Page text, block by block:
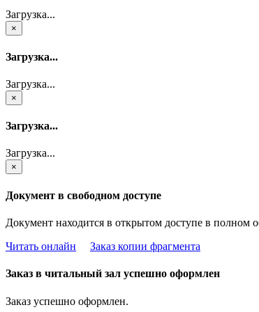
Загрузка...
×
Загрузка...
Загрузка...
×
Загрузка...
Загрузка...
×
Документ в свободном доступе
Документ находится в открытом доступе в полном
Читать онлайн
Заказ копии фрагмента
Заказ в читальный зал успешно оформлен
Заказ успешно оформлен.